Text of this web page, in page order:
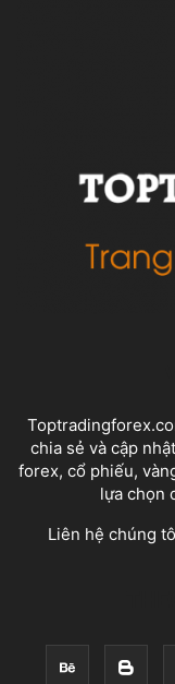
chia sẻ và cập
forex, cổ phiếu,
lựa chọn
Liên hệ chúng